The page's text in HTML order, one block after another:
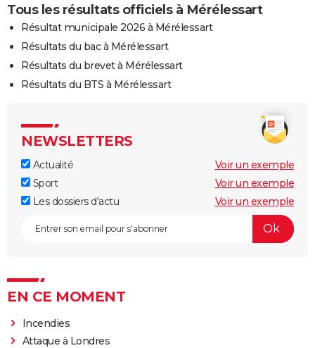
Tous les résultats officiels à Mérélessart
Résultat municipale 2026 à Mérélessart
Résultats du bac à Mérélessart
Résultats du brevet à Mérélessart
Résultats du BTS à Mérélessart
NEWSLETTERS
Actualité
Voir un exemple
Sport
Voir un exemple
Les dossiers d'actu
Voir un exemple
EN CE MOMENT
Incendies
Attaque à Londres